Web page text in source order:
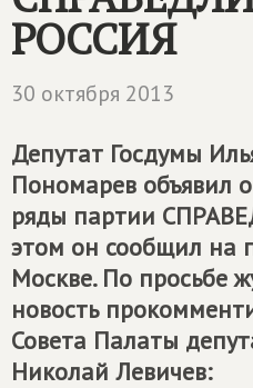
РОССИЯ
30 октября 2013
Депутат Госдумы
Пономарев объявил
ряды партии
этом он сообщил на
Москве. По просьбе
новость
Совета Палаты
Николай Левичев: